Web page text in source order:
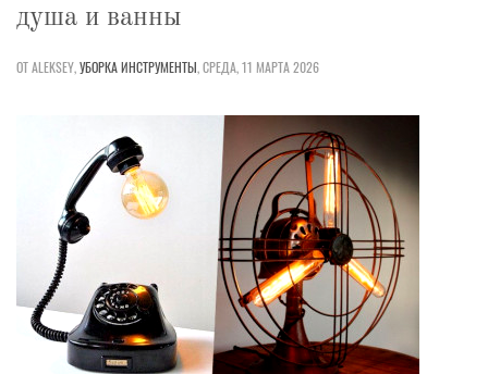
душа и ванны
ОТ ALEKSEY,УБОРКАИНСТРУМЕНТЫ,СРЕДА, 11 МАРТА 2026